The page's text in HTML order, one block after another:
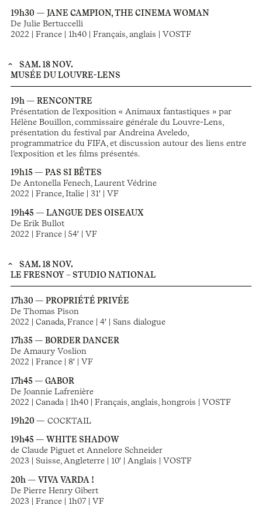
19h30 — JANE CAMPION, THE CINEMA WOMAN
De Julie Bertuccelli
2022 | France | 1h40 | Français, anglais | VOSTF
SAM. 18 NOV.
MUSÉE DU LOUVRE-LENS
19h — RENCONTRE
Présentation de l’exposition « Animaux fantastiques » par
Hélène Bouillon, commissaire générale du Louvre-Lens,
présentation du festival par Andreina Aveledo,
programmatrice du FIFA, et discussion autour des liens entre
l’exposition et les films présentés.
19h15 — PAS SI BÊTES
De Antonella Fenech, Laurent Védrine
2022 | France, Italie | 31′ | VF
19h45 — LANGUE DES OISEAUX
De Erik Bullot
2022 | France | 54′ | VF
SAM. 18 NOV.
LE FRESNOY – STUDIO NATIONAL
17h30 — PROPRIÉTÉ PRIVÉE
De Thomas Pison
2022 | Canada, France | 4′ | Sans dialogue
17h35 — BORDER DANCER
De Amaury Voslion
2022 | France | 8′ | VF
17h45 — GABOR
De Joannie Lafrenière
2022 | Canada | 1h40 | Français, anglais, hongrois | VOSTF
19h20 — COCKTAIL
19h45 — WHITE SHADOW
de Claude Piguet et Annelore Schneider
2023 | Suisse, Angleterre | 10′ | Anglais | VOSTF
20h — VIVA VARDA !
De Pierre Henry Gibert
2023 | France | 1h07 | VF